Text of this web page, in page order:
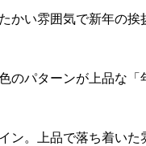
い雰囲気で新年の
パターンが上品な「
。上品で落ち着い